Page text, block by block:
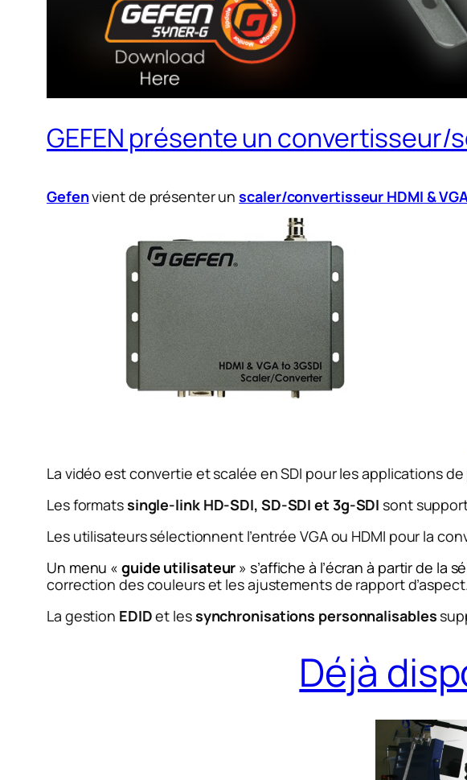
GEFEN présente un convertisseur/
Gefenvient de présenter unscaler/convertisseur HDMI &
La vidéo est convertie et scalée en SDI pour les applications
Les formatssingle-link HD-SDI, SD-SDI et 3g-SDI sont
Les utilisateurs sélectionnent l’entrée VGA ou HDMI pour la
Un menu « guide utilisateur » s’affiche à l’écran à partir de
correction des couleurs et les ajustements de rapport d’aspect.
La gestion EDIDet lessynchronisations personnalisables
Déjà